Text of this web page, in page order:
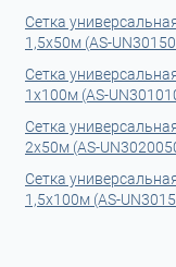
Сетка
1,5х50м (AS-
Сетка
1х100м (AS-
Сетка
2х50м (AS-
Сетка
1,5х100м (AS-